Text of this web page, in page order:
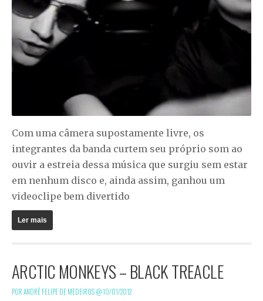
Com uma câmera supostamente livre, os
integrantes da banda curtem seu próprio som ao
ouvir a estreia dessa música que surgiu sem estar
em nenhum disco e, ainda assim, ganhou um
videoclipe bem divertido
Ler mais
ARCTIC MONKEYS – BLACK TREACLE
POR ANDRÉ FELIPE DE MEDEIROS @10/01/2012